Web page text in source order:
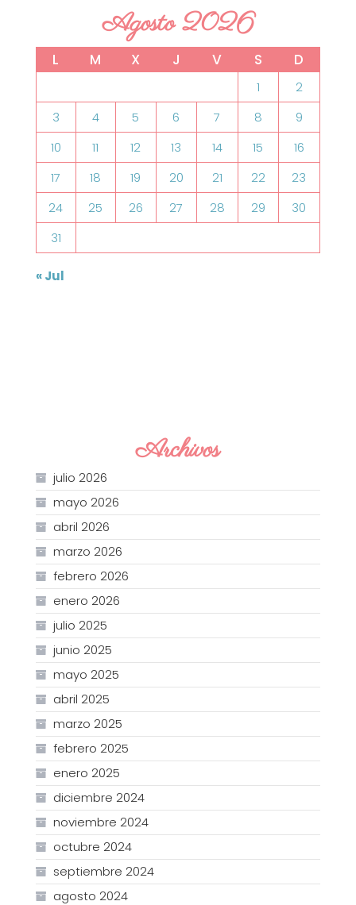
Agosto 2026
L M X J V S D
1
2
3
4 5 6 7 8
9
10
11 12 13 14 15
16
17
18 19 20 21 22
23
24
25 26 27 28 29
30
31
« Jul
Archivos
julio 2026
mayo 2026
abril 2026
marzo 2026
febrero 2026
enero 2026
julio 2025
junio 2025
mayo 2025
abril 2025
marzo 2025
febrero 2025
enero 2025
diciembre 2024
noviembre 2024
octubre 2024
septiembre 2024
agosto 2024